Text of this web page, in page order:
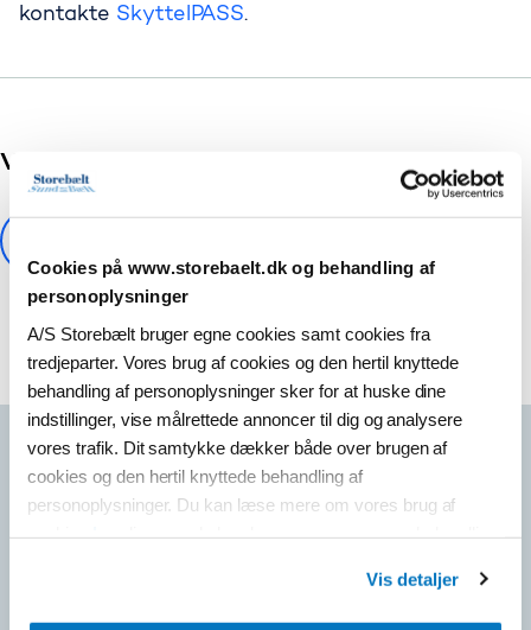
Cookies på www.storebaelt.dk og behandling af
personoplysninger
A/S Storebælt bruger egne cookies samt cookies fra
tredjeparter. Vores brug af cookies og den hertil knyttede
behandling af personoplysninger sker for at huske dine
indstillinger, vise målrettede annoncer til dig og analysere
vores trafik. Dit samtykke dækker både over brugen af
cookies og den hertil knyttede behandling af
personoplysninger. Du kan læse mere om vores brug af
Du kan til enhver tid ændre eller tilbagekalde dit samtykke ved
Vis detaljer
kontakte SkyttelPASS.
Var denne artikel en hjælp?
Det spørger andre om
Hvordan kan jeg betale på Storebæltsbroen?